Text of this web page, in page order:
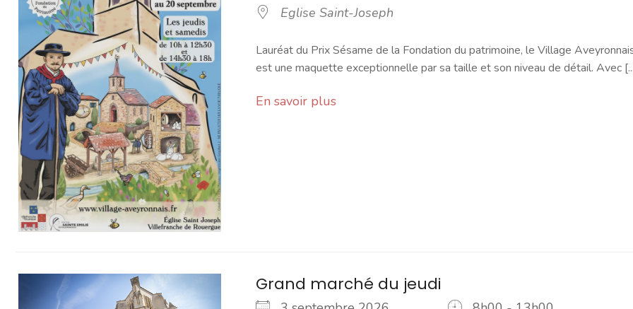
Eglise Saint-Joseph
Lauréat du Prix Sésame de la Fondation du patrimoine, le Village
est une maquette exceptionnelle par sa taille et son niveau de détail. Avec
En savoir plus
Grand marché du jeudi